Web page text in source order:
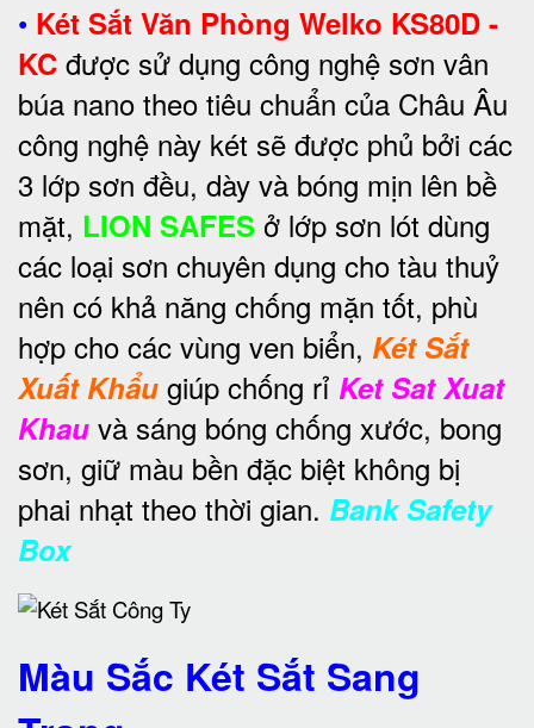
• Két Sắt Văn Phòng Welko KS80D -
KC được sử dụng công nghệ sơn vân
búa nano theo tiêu chuẩn của Châu Âu
công nghệ này két sẽ được phủ bởi các
3 lớp sơn đều, dày và bóng mịn lên bề
mặt, LION SAFES ở lớp sơn lót dùng
các loại sơn chuyên dụng cho tàu thuỷ
nên có khả năng chống mặn tốt, phù
hợp cho các vùng ven biển, Két Sắt
Xuất Khẩu giúp chống rỉ Ket Sat Xuat
Khau và sáng bóng chống xước, bong
sơn, giữ màu bền đặc biệt không bị
phai nhạt theo thời gian. Bank Safety
Box
Màu Sắc Két Sắt Sang